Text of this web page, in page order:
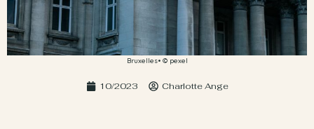
Bruxelles• © pexel
10/2023 Charlotte Ange